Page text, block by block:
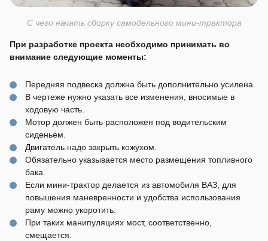
С чего начать сборку самодельного мини-трактора
При разработке проекта необходимо принимать во
внимание следующие моменты:
Передняя подвеска должна быть дополнительно усилена.
В чертеже нужно указать все изменения, вносимые в
ходовую часть.
Мотор должен быть расположен под водительским
сиденьем.
Двигатель надо закрыть кожухом.
Обязательно указывается место размещения топливного
бака.
Если мини-трактор делается из автомобиля ВАЗ, для
повышения маневренности и удобства использования
раму можно укоротить.
При таких манипуляциях мост, соответственно,
смещается.